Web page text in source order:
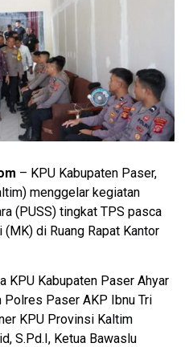
– KPU Kabupaten Paser,
menggelar kegiatan
(PUSS) tingkat TPS pasca
di Ruang Rapat Kantor
KPU Kabupaten Paser Ahyar
Polres Paser AKP Ibnu Tri
KPU Provinsi Kaltim
S.Pd.I, Ketua Bawaslu